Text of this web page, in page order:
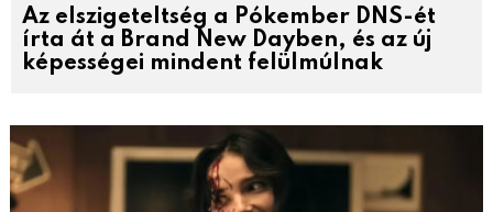
Az elszigeteltség a Pókember DNS-ét
írta át a Brand New Dayben, és az új
képességei mindent felülmúlnak